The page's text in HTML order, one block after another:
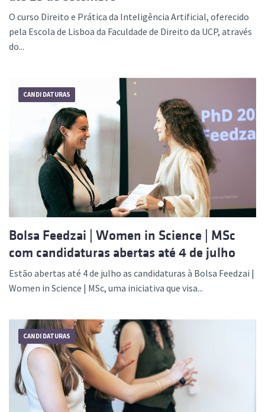
O curso Direito e Prática da Inteligência Artificial, oferecido
pela Escola de Lisboa da Faculdade de Direito da UCP, através
do...
CANDIDATURAS
Bolsa Feedzai | Women in Science | MSc
com candidaturas abertas até 4 de julho
Estão abertas até 4 de julho as candidaturas à Bolsa Feedzai |
Women in Science | MSc, uma iniciativa que visa...
CANDIDATURAS